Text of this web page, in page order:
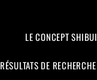
LE CONCEPT SHIBUI
RÉSULTATS DE RECHERCHE